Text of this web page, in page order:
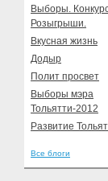
Выборы.
Розыгрыши.
Вкусная жизнь
Додыр
Полит просвет
Выборы мэра
Тольятти-2012
Развитие
Все блоги